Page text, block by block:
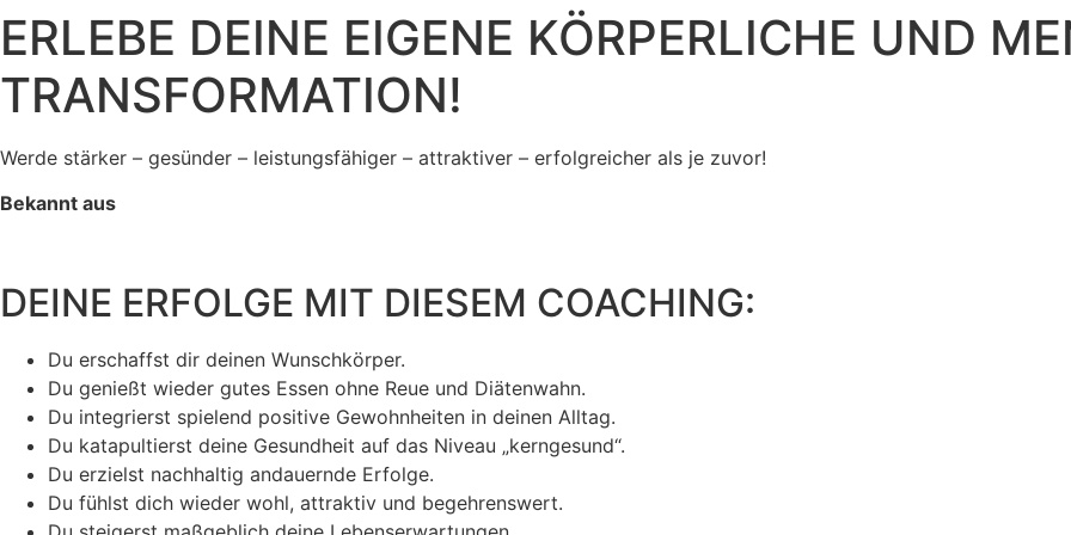
ERLEBE DEINE EIGENE KÖRPERLICHE UND
TRANSFORMATION!
Werde stärker – gesünder – leistungsfähiger – attraktiver – erfolgreicher als je zuvor!
Bekannt aus
DEINE ERFOLGE MIT DIESEM COACHING:
Du erschaffst dir deinen Wunschkörper.
Du genießt wieder gutes Essen ohne Reue und Diätenwahn.
Du integrierst spielend positive Gewohnheiten in deinen Alltag.
Du katapultierst deine Gesundheit auf das Niveau „kerngesund“.
Du erzielst nachhaltig andauernde Erfolge.
Du fühlst dich wieder wohl, attraktiv und begehrenswert.